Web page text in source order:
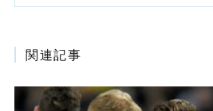
関連記事